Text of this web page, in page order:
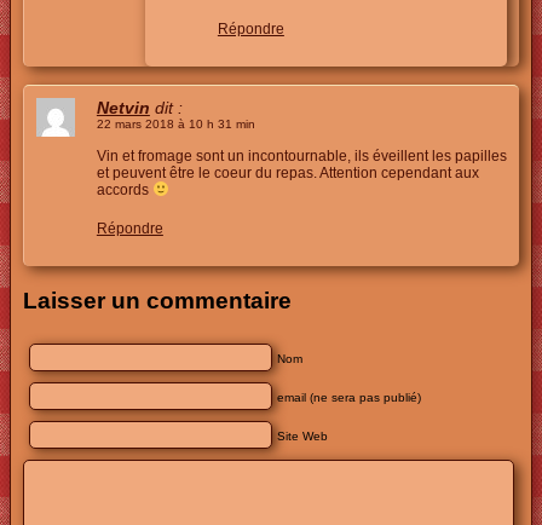
Répondre
Netvin dit :
22 mars 2018 à 10 h 31 min
Vin et fromage sont un incontournable, ils éveillent les papilles
et peuvent être le coeur du repas. Attention cependant aux
accords
Répondre
Laisser un commentaire
Nom
email (ne sera pas publié)
Site Web